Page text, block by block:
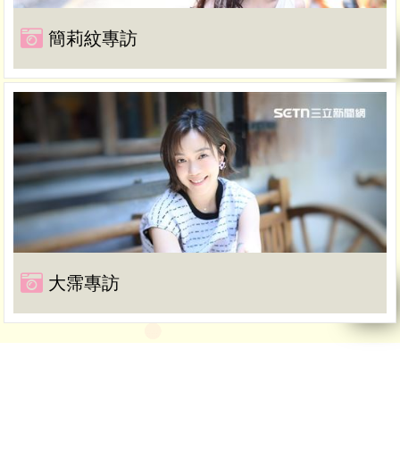
簡莉紋專訪
大霈專訪